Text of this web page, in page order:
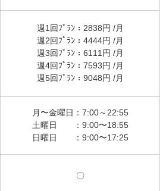
週1回ﾌﾟﾗﾝ：2838円 /月
週2回ﾌﾟﾗﾝ：4444円 /月
週3回ﾌﾟﾗﾝ：6111円 /月
週4回ﾌﾟﾗﾝ：7593円 /月
週5回ﾌﾟﾗﾝ：9048円 /月
月〜金曜日：7:00～22:55
土曜日 ：9:00〜18:55
日曜日 ：9:00〜17:25
〇